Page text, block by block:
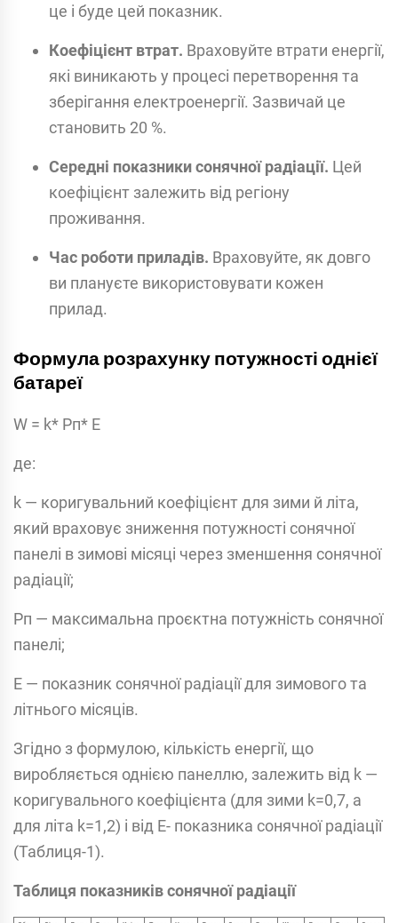
це і буде цей показник.
Коефіцієнт втрат. Враховуйте втрати енергії,
які виникають у процесі перетворення та
зберігання електроенергії. Зазвичай це
становить 20 %.
Середні показники сонячної радіації. Цей
коефіцієнт залежить від регіону
проживання.
Час роботи приладів. Враховуйте, як довго
ви плануєте використовувати кожен
прилад.
Формула розрахунку потужності однієї
батареї
W = k* Рп* E
де:
k — коригувальний коефіцієнт для зими й літа,
який враховує зниження потужності сонячної
панелі в зимові місяці через зменшення сонячної
радіації;
Рп — максимальна проєктна потужність сонячної
панелі;
Е — показник сонячної радіації для зимового та
літнього місяців.
Згідно з формулою, кількість енергії, що
виробляється однією панеллю, залежить від k —
коригувального коефіцієнта (для зими k=0,7, а
для літа k=1,2) і від Е- показника сонячної радіації
(Таблиця-1).
Таблиця показників сонячної радіації